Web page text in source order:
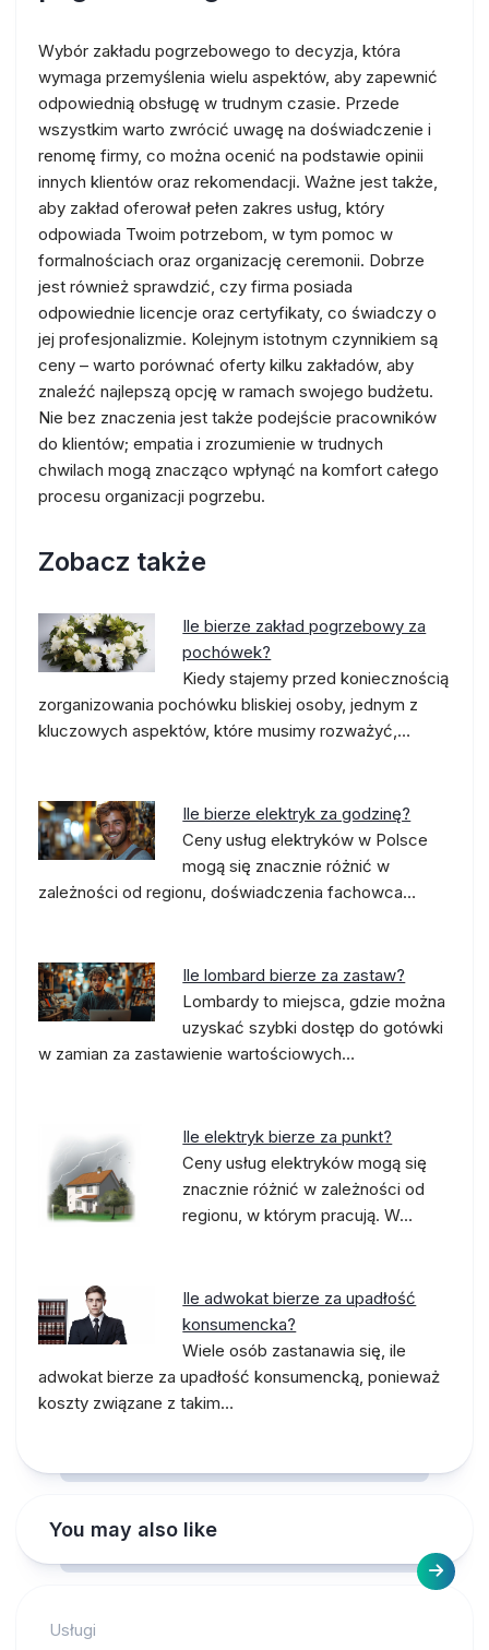
Wybór zakładu pogrzebowego to decyzja, która
wymaga przemyślenia wielu aspektów, aby zapewnić
odpowiednią obsługę w trudnym czasie. Przede
wszystkim warto zwrócić uwagę na doświadczenie i
renomę firmy, co można ocenić na podstawie opinii
innych klientów oraz rekomendacji. Ważne jest także,
aby zakład oferował pełen zakres usług, który
odpowiada Twoim potrzebom, w tym pomoc w
formalnościach oraz organizację ceremonii. Dobrze
jest również sprawdzić, czy firma posiada
odpowiednie licencje oraz certyfikaty, co świadczy o
jej profesjonalizmie. Kolejnym istotnym czynnikiem są
ceny – warto porównać oferty kilku zakładów, aby
znaleźć najlepszą opcję w ramach swojego budżetu.
Nie bez znaczenia jest także podejście pracowników
do klientów; empatia i zrozumienie w trudnych
chwilach mogą znacząco wpłynąć na komfort całego
procesu organizacji pogrzebu.
Zobacz także
Ile bierze zakład pogrzebowy za
pochówek?
Kiedy stajemy przed koniecznością
zorganizowania pochówku bliskiej osoby, jednym z
kluczowych aspektów, które musimy rozważyć,…
Ile bierze elektryk za godzinę?
Ceny usług elektryków w Polsce
mogą się znacznie różnić w
zależności od regionu, doświadczenia fachowca…
Ile lombard bierze za zastaw?
Lombardy to miejsca, gdzie można
uzyskać szybki dostęp do gotówki
w zamian za zastawienie wartościowych…
Ile elektryk bierze za punkt?
Ceny usług elektryków mogą się
znacznie różnić w zależności od
regionu, w którym pracują. W…
Ile adwokat bierze za upadłość
konsumencka?
Wiele osób zastanawia się, ile
adwokat bierze za upadłość konsumencką, ponieważ
koszty związane z takim…
You may also like
Usługi